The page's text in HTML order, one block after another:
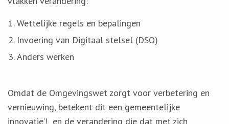
Wettelijke regels en bepalingen
Invoering van Digitaal stelsel (DSO)
Anders werken
Omdat de Omgevingswet zorgt voor verbetering en
vernieuwing, betekent dit een ‘gemeentelijke
innovatie’! en de verandering die dat met zich